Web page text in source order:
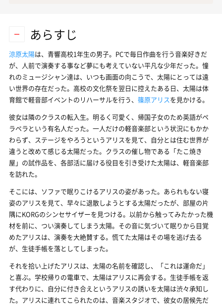
あらすじ
涼原太陽は、青響高校1年生の男子。PCで毎日作曲を行う音楽好きだ
が、人前で演奏する事など夢にも考えていない平凡な少年だった。憧
れのミュージシャン達は、いつも画面の向こうで、太陽にとっては遠
い世界の存在だった。高校の文化祭を翌日に控えたある日、太陽は体
育館で軽音部イベントのリハーサルを行う、 篠原アリスを見かける。
彼女は隣のクラスの転入生。明るく可愛く、帰国子女のため英語がペ
ラペラという有名人だった。一人だけの軽音楽部という状況にもかか
わらず、ステージをやろうというアリスを見て、自分とは住む世界が
違うと改めて感じる太陽だった。クラスの催し物である「たこ焼き
屋」の試作品を、各部活に届ける役目を引き受けた太陽は、軽音楽部
を訪れた。
そこには、ソファで眠りこけるアリスの姿があった。あられもない寝
姿のアリスを見て、早々に退散しようとする太陽だったが、部屋の片
隅にKORGのシンセサイザーを見つける。以前から触ってみたかった機
材を前に、つい演奏してしまう太陽。その音に気づいて眠りから目覚
めたアリスは、演奏を大絶賛する。慌てた太陽はその場を逃げ去る
が、生徒手帳を落としてしまった。
それを拾い上げたアリスは、太陽の名前を確認し、「これは運命だ」
と喜ぶ。学校帰りの電車で、太陽はアリスに再会する。生徒手帳を返
す代わりに、自分に付き合えというアリスの誘いを太陽は渋々承知し
た。アリスに連れてこられたのは、音楽スタジオで、彼女の居候先だ